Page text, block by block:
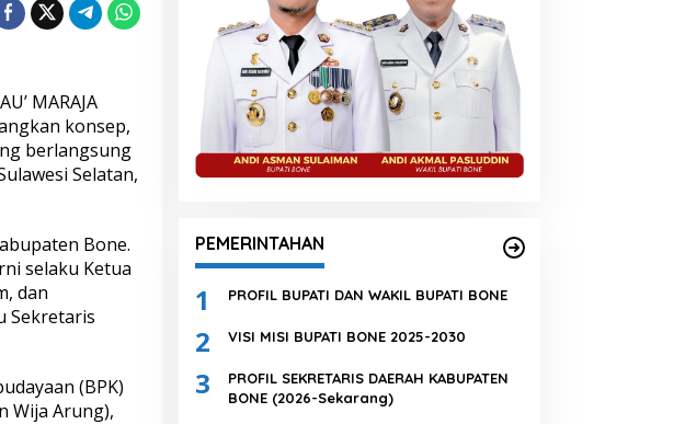
MARAJA
konsep,
berlangsung
Selatan,
Bone.
selaku Ketua
dan
Sekretaris
(BPK)
Wija Arung),
PEMERINTAHAN
1 PROFIL BUPATI DAN WAKIL BUPATI BONE
2 VISI MISI BUPATI BONE 2025-2030
3
PROFIL SEKRETARIS DAERAH KABUPATEN
BONE (2026-Sekarang)